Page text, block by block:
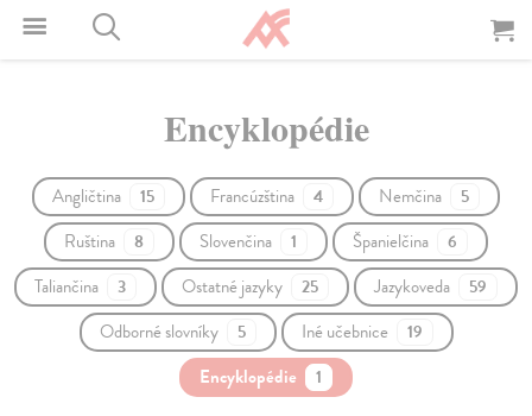
Encyklopédie
Angličtina 15 Francúzština 4 Nemčina 5
Ruština 8 Slovenčina 1 Španielčina 6
Taliančina 3 Ostatné jazyky 25 Jazykoveda 59
Odborné slovníky 5 Iné učebnice 19
Encyklopédie 1